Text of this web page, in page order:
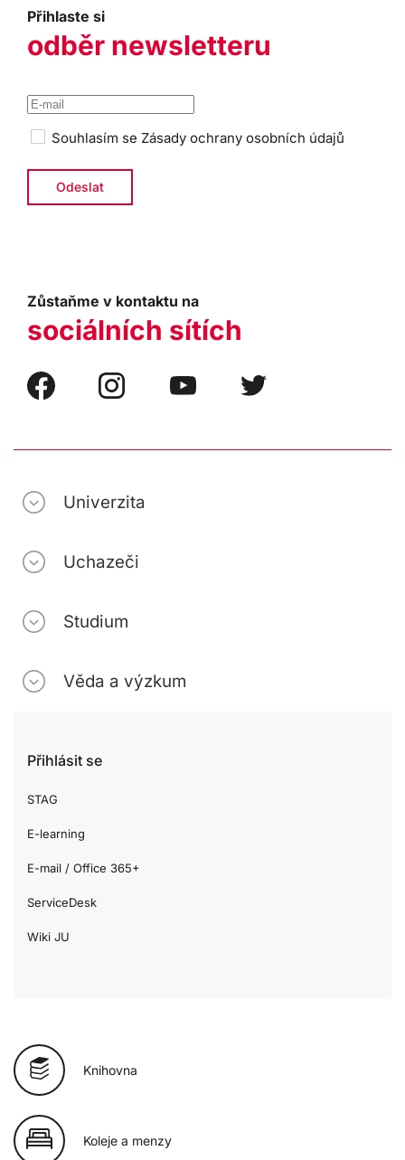
Přihlaste si
odběr newsletteru
Souhlasím se Zásady ochrany osobních údajů
Zůstaňme v kontaktu na
sociálních sítích
Univerzita
Uchazeči
Studium
Věda a výzkum
Přihlásit se
STAG
E-learning
E-mail / Office 365+
ServiceDesk
Wiki JU
Knihovna
Koleje a menzy